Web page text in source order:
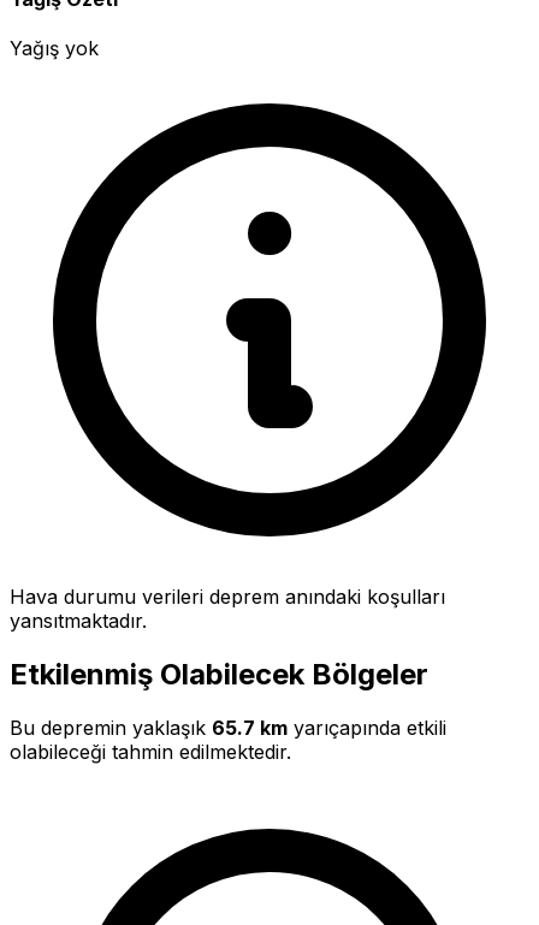
Yağış yok
Hava durumu verileri deprem anındaki koşulları
yansıtmaktadır.
Etkilenmiş Olabilecek Bölgeler
Bu depremin yaklaşık 65.7 km yarıçapında etkili
olabileceği tahmin edilmektedir.